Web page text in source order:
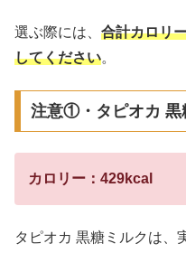
選ぶ際には、 合計カロリ
してください。
注意①・タピオカ 黒
カロリー：429kcal
タピオカ 黒糖ミルクは、